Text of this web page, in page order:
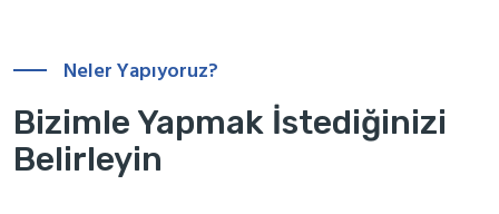
Neler Yapıyoruz?
Bizimle Yapmak İstediğinizi
Belirleyin